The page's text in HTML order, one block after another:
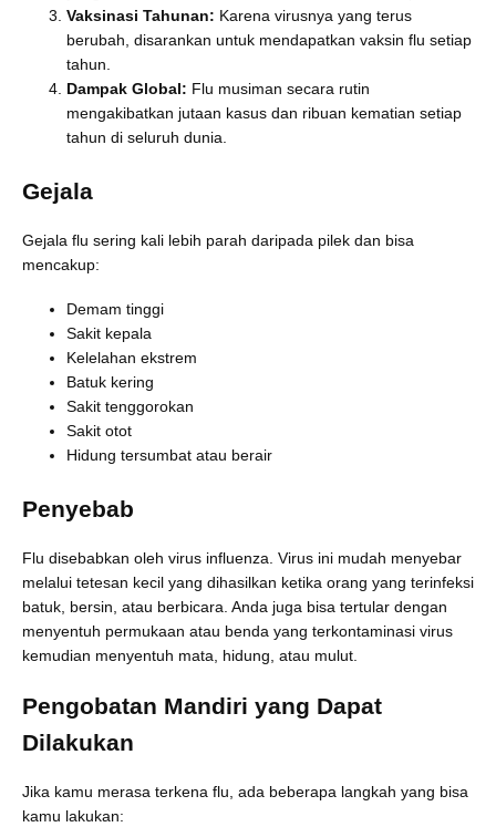
Vaksinasi Tahunan: Karena virusnya yang terus
berubah, disarankan untuk mendapatkan vaksin flu setiap
tahun.
Dampak Global: Flu musiman secara rutin
mengakibatkan jutaan kasus dan ribuan kematian setiap
tahun di seluruh dunia.
Gejala
Gejala flu sering kali lebih parah daripada pilek dan bisa
mencakup:
Demam tinggi
Sakit kepala
Kelelahan ekstrem
Batuk kering
Sakit tenggorokan
Sakit otot
Hidung tersumbat atau berair
Penyebab
Flu disebabkan oleh virus influenza. Virus ini mudah menyebar
melalui tetesan kecil yang dihasilkan ketika orang yang terinfeksi
batuk, bersin, atau berbicara. Anda juga bisa tertular dengan
menyentuh permukaan atau benda yang terkontaminasi virus
kemudian menyentuh mata, hidung, atau mulut.
Pengobatan Mandiri yang Dapat
Dilakukan
Jika kamu merasa terkena flu, ada beberapa langkah yang bisa
kamu lakukan: